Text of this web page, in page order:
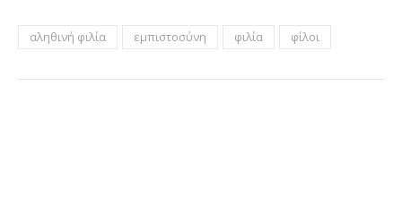
αληθινή φιλία εμπιστοσύνη φιλία φίλοι